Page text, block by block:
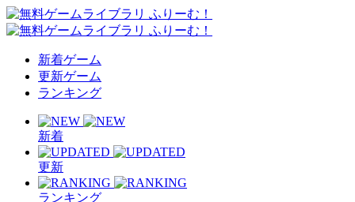
新着ゲーム
更新ゲーム
ランキング
新着
更新
ランキング